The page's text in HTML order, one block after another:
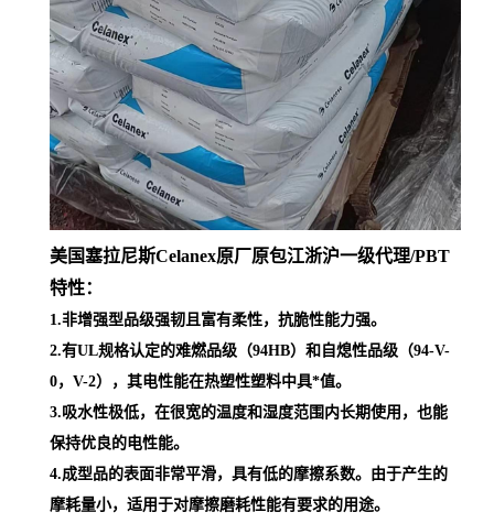
美国塞拉尼斯Celanex原厂原包江浙沪一级代理/PBT
特性：
1.非增强型品级强韧且富有柔性，抗脆性能力强。
2.有UL规格认定的难燃品级（94HB）和自熄性品级（94-V-
0，V-2），其电性能在热塑性塑料中具*值。
3.吸水性极低，在很宽的温度和湿度范围内长期使用，也能
保持优良的电性能。
4.成型品的表面非常平滑，具有低的摩擦系数。由于产生的
摩耗量小，适用于对摩擦磨耗性能有要求的用途。